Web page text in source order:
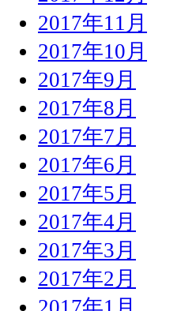
2017年11月
2017年10月
2017年9月
2017年8月
2017年7月
2017年6月
2017年5月
2017年4月
2017年3月
2017年2月